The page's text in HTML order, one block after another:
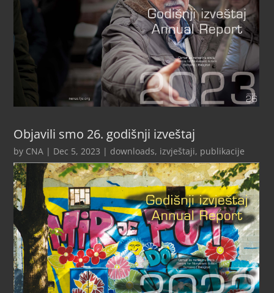
Objavili smo 26. godišnji izveštaj
by CNA | Dec 5, 2023 | downloads, izvještaji, publikacije